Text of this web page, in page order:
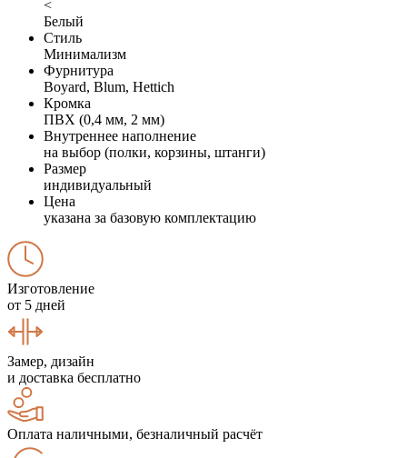
<
Белый
Стиль
Минимализм
Фурнитура
Boyard, Blum, Hettich
Кромка
ПВХ (0,4 мм, 2 мм)
Внутреннее наполнение
на выбор (полки, корзины, штанги)
Размер
индивидуальный
Цена
указана за базовую комплектацию
Изготовление
от 5 дней
Замер, дизайн
и доставка бесплатно
Оплата наличными, безналичный расчёт